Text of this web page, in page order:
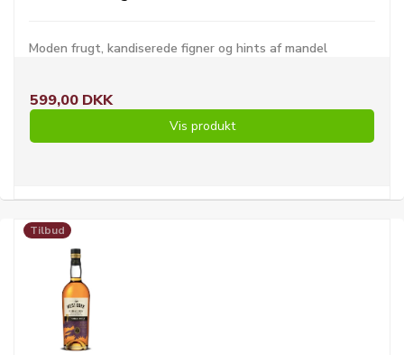
Moden frugt, kandiserede figner og hints af mandel
599,00 DKK
Vis produkt
Tilbud